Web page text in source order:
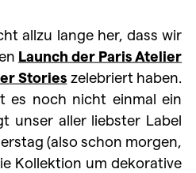
allzu lange her, dass wir
Launch der Paris Atelier
Stories zelebriert haben.
es noch nicht einmal ein
unser aller liebster Label
(also schon morgen,
Kollektion um dekorative